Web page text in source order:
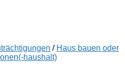
/ Haus bauen oder
haushalt)